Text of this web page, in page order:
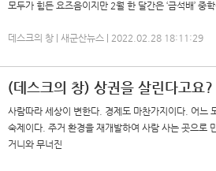
모두가 힘든 요즈음이지만 2월 한 달간은 ‘금석배’ 중
데스크의 창 | 새군산뉴스 | 2022.02.28 18:11:29
(데스크의 창) 상권을 살린다고요?
사람따라 세상이 변한다. 경제도 마찬가지이다. 어느
숙제이다. 주거 환경을 재개발하여 사람 사는 곳으로
거니와 무너진